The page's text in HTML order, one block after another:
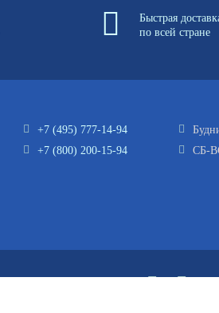
Быстрая
по всей стране
+7 (495) 777-14-94
+7 (800) 200-15-94
СБ-